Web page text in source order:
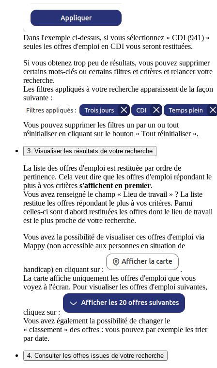
Dans l'exemple ci-dessus, si vous sélectionnez « CDI (941) »
seules les offres d'emploi en CDI vous seront restituées.
Si vous obtenez trop peu de résultats, vous pouvez supprimer
certains mots-clés ou certains filtres et critères et relancer votre
recherche.
Les filtres appliqués à votre recherche apparaissent de la façon
suivante :
Vous pouvez supprimer les filtres un par un ou tout
réinitialiser en cliquant sur le bouton « Tout réinitialiser ».
3. Visualiser les résultats de votre recherche
La liste des offres d'emploi est restituée par ordre de
pertinence. Cela veut dire que les offres d'emploi répondant le
plus à vos critères s'affichent en premier.
Vous avez renseigné le champ « Lieu de travail » ? La liste
restitue les offres répondant le plus à vos critères. Parmi
celles-ci sont d'abord restituées les offres dont le lieu de travail
est le plus proche de votre recherche.
Vous avez la possibilité de visualiser ces offres d'emploi via
Mappy (non accessible aux personnes en situation de
handicap) en cliquant sur :
.
La carte affiche uniquement les offres d'emploi que vous
voyez à l'écran. Pour visualiser les offres d'emploi suivantes,
cliquez sur :
Vous avez également la possibilité de changer le
« classement » des offres : vous pouvez par exemple les trier
par date.
4. Consulter les offres issues de votre recherche